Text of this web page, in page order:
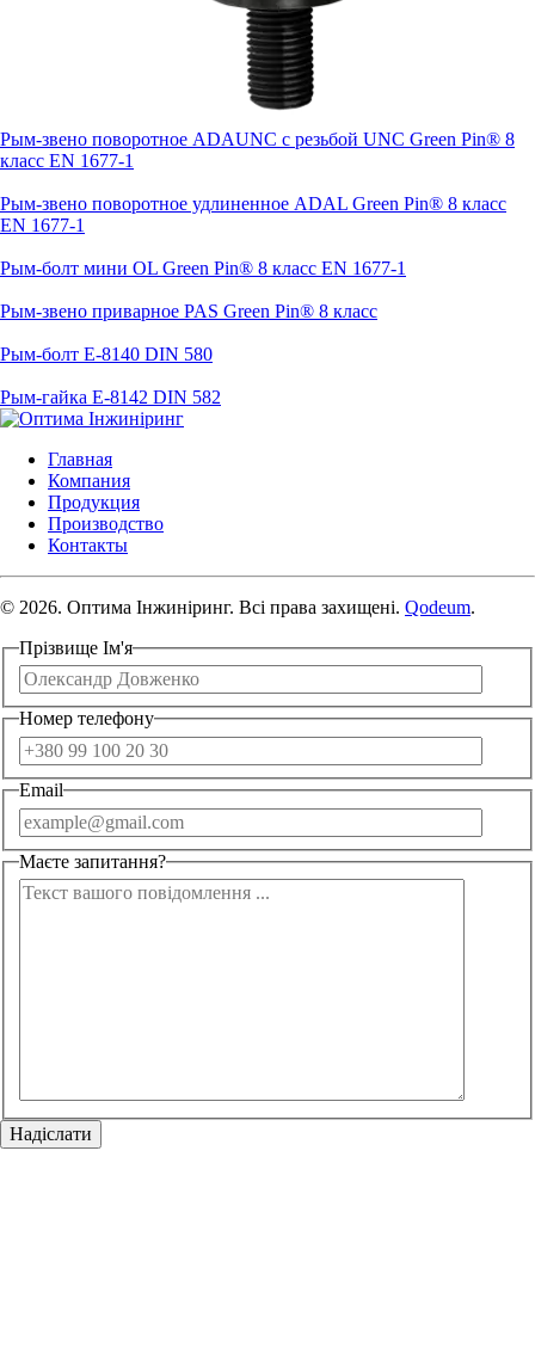
Рым-звено поворотное ADAUNC с резьбой UNC Green Pin® 8
класс EN 1677-1
Рым-звено поворотное удлиненное ADAL Green Pin® 8 класс
EN 1677-1
Рым-болт мини OL Green Pin® 8 класс EN 1677-1
Рым-звено приварное PAS Green Pin® 8 класс
Рым-болт E-8140 DIN 580
Рым-гайка E-8142 DIN 582
Главная
Компания
Продукция
Производство
Контакты
© 2026. Оптима Інжиніринг. Всі права захищені. Qodeum.
Прізвище Ім'я
Номер телефону
Email
Маєте запитання?